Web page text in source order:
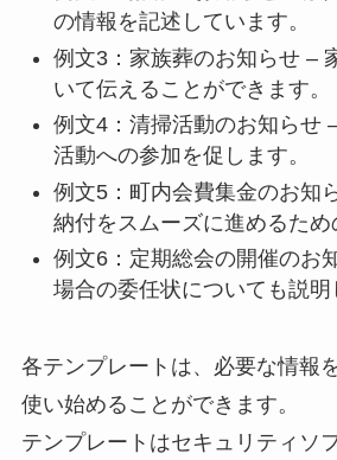
の情報を記述しています。
例文3：家族葬のお知らせ –
いて伝えることができます。
例文4：清掃活動のお知らせ
活動への参加を促します。
例文5：町内会費集金のお知
納付をスムーズに進めるため
例文6：定期総会の開催のお
場合の委任状についても説明
各テンプレートは、必要な情報
使い始めることができます。
テンプレートはセキュリティソ